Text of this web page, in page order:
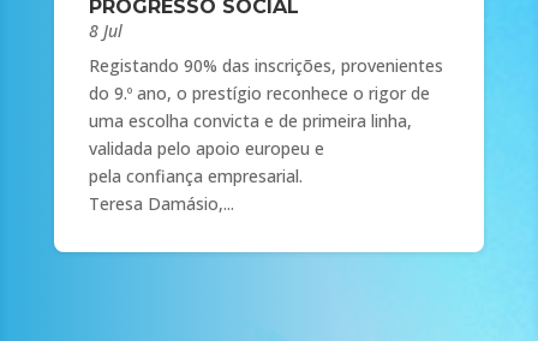
PROGRESSO SOCIAL
8 Jul
Registando 90% das inscrições, provenientes
do 9.º ano, o prestígio reconhece o rigor de
uma escolha convicta e de primeira linha,
validada pelo apoio europeu e
pela confiança empresarial.
Teresa Damásio,...